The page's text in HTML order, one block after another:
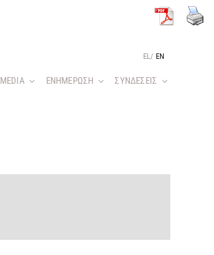
EL / EN
MEDIA ΕΝΗΜΕΡΩΣΗ ΣΥΝΔΕΣΕΙΣ